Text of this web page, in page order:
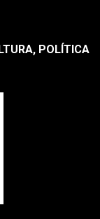
POLÍTICA